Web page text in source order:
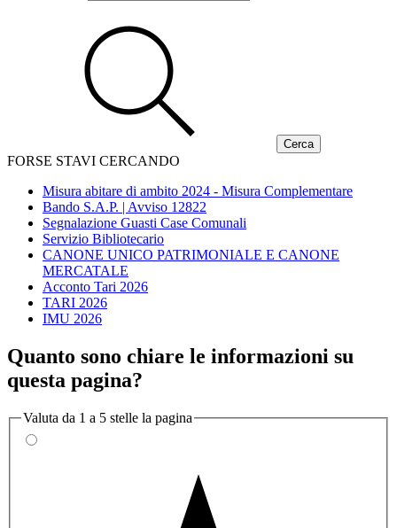
FORSE STAVI CERCANDO
Misura abitare di ambito 2024 - Misura Complementare
Bando S.A.P. | Avviso 12822
Segnalazione Guasti Case Comunali
Servizio Bibliotecario
CANONE UNICO PATRIMONIALE E CANONE
MERCATALE
Acconto Tari 2026
TARI 2026
IMU 2026
Quanto sono chiare le informazioni su
questa pagina?
Valuta da 1 a 5 stelle la pagina